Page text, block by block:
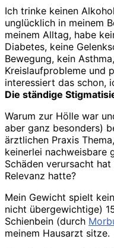
Ich trinke keinen
unglücklich in meinem
meinem Alltag, habe
Diabetes, keine
Bewegung, kein
Kreislaufprobleme und
interessiert das schon,
Die ständige
Warum zur Hölle war
aber ganz besonders)
ärztlichen Praxis
keinerlei nachweisbare
Schäden verursacht
Relevanz hatte?
Mein Gewicht spielt
nicht übergewichtige)
Schienbein (durch
meinem Hausarzt sitze.